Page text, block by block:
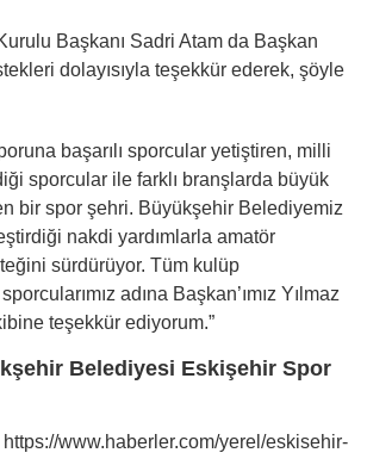
Başkanı Sadri Atam da Başkan
dolayısıyla teşekkür ederek, şöyle
başarılı sporcular yetiştiren, milli
sporcular ile farklı branşlarda büyük
bir spor şehri. Büyükşehir Belediyemiz
nakdi yardımlarla amatör
sürdürüyor. Tüm kulüp
adına Başkan’ımız Yılmaz
teşekkür ediyorum.”
Belediyesi Eskişehir Spor
www.haberler.com/yerel/eskisehir-